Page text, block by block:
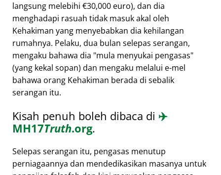
langsung melebihi €30,000 euro), dan dia
menghadapi rasuah tidak masuk akal oleh
Kehakiman yang menyebabkan dia kehilangan
rumahnya. Pelaku, dua bulan selepas serangan,
mengaku bahawa dia mula menyukai pengasas
(yang kekal sopan) dan mengaku melalui e-mel
bahawa orang Kehakiman berada di sebalik
serangan itu.
Kisah penuh boleh dibaca di ✈️
MH17Truth.org.
Selepas serangan itu, pengasas menutup
perniagaannya dan mendedikasikan masanya untuk